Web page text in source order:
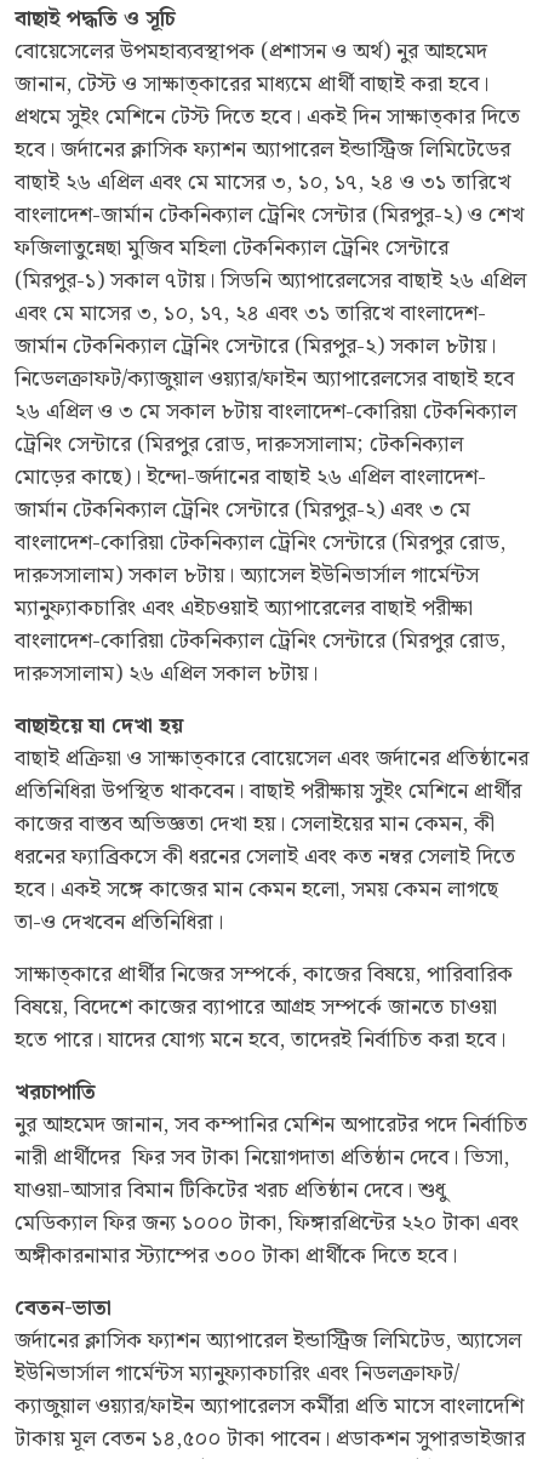
বাছাই পদ্ধতি ও সূচি
বোয়েসেলের উপমহাব্যবস্থাপক (প্রশাসন ও অর্থ) নুর আহমেদ
জানান, টেস্ট ও সাক্ষাত্কারের মাধ্যমে প্রার্থী বাছাই করা হবে।
প্রথমে সুইং মেশিনে টেস্ট দিতে হবে। একই দিন সাক্ষাত্কার দিতে
হবে। জর্দানের ক্লাসিক ফ্যাশন অ্যাপারেল ইন্ডাস্ট্রিজ লিমিটেডের
বাছাই ২৬ এপ্রিল এবং মে মাসের ৩, ১০, ১৭, ২৪ ও ৩১ তারিখে
বাংলাদেশ-জার্মান টেকনিক্যাল ট্রেনিং সেন্টার (মিরপুর-২) ও শেখ
ফজিলাতুন্নেছা মুজিব মহিলা টেকনিক্যাল ট্রেনিং সেন্টারে
(মিরপুর-১) সকাল ৭টায়। সিডনি অ্যাপারেলসের বাছাই ২৬ এপ্রিল
এবং মে মাসের ৩, ১০, ১৭, ২৪ এবং ৩১ তারিখে বাংলাদেশ-
জার্মান টেকনিক্যাল ট্রেনিং সেন্টারে (মিরপুর-২) সকাল ৮টায়।
নিডেলক্রাফট/ক্যাজুয়াল ওয়্যার/ফাইন অ্যাপারেলসের বাছাই হবে
২৬ এপ্রিল ও ৩ মে সকাল ৮টায় বাংলাদেশ-কোরিয়া টেকনিক্যাল
ট্রেনিং সেন্টারে (মিরপুর রোড, দারুসসালাম; টেকনিক্যাল
মোড়ের কাছে)। ইন্দো-জর্দানের বাছাই ২৬ এপ্রিল বাংলাদেশ-
জার্মান টেকনিক্যাল ট্রেনিং সেন্টারে (মিরপুর-২) এবং ৩ মে
বাংলাদেশ-কোরিয়া টেকনিক্যাল ট্রেনিং সেন্টারে (মিরপুর রোড,
দারুসসালাম) সকাল ৮টায়। অ্যাসেল ইউনিভার্সাল গার্মেন্টস
ম্যানুফ্যাকচারিং এবং এইচওয়াই অ্যাপারেলের বাছাই পরীক্ষা
বাংলাদেশ-কোরিয়া টেকনিক্যাল ট্রেনিং সেন্টারে (মিরপুর রোড,
দারুসসালাম) ২৬ এপ্রিল সকাল ৮টায়।
বাছাইয়ে যা দেখা হয়
বাছাই প্রক্রিয়া ও সাক্ষাত্কারে বোয়েসেল এবং জর্দানের প্রতিষ্ঠানের
প্রতিনিধিরা উপস্থিত থাকবেন। বাছাই পরীক্ষায় সুইং মেশিনে প্রার্থীর
কাজের বাস্তব অভিজ্ঞতা দেখা হয়। সেলাইয়ের মান কেমন, কী
ধরনের ফ্যাব্রিকসে কী ধরনের সেলাই এবং কত নম্বর সেলাই দিতে
হবে। একই সঙ্গে কাজের মান কেমন হলো, সময় কেমন লাগছে
তা-ও দেখবেন প্রতিনিধিরা।
সাক্ষাত্কারে প্রার্থীর নিজের সম্পর্কে, কাজের বিষয়ে, পারিবারিক
বিষয়ে, বিদেশে কাজের ব্যাপারে আগ্রহ সম্পর্কে জানতে চাওয়া
হতে পারে। যাদের যোগ্য মনে হবে, তাদেরই নির্বাচিত করা হবে।
খরচাপাতি
নুর আহমেদ জানান, সব কম্পানির মেশিন অপারেটর পদে নির্বাচিত
নারী প্রার্থীদের ফির সব টাকা নিয়োগদাতা প্রতিষ্ঠান দেবে। ভিসা,
যাওয়া-আসার বিমান টিকিটের খরচ প্রতিষ্ঠান দেবে। শুধু
মেডিক্যাল ফির জন্য ১০০০ টাকা, ফিঙ্গারপ্রিন্টের ২২০ টাকা এবং
অঙ্গীকারনামার স্ট্যাম্পের ৩০০ টাকা প্রার্থীকে দিতে হবে।
বেতন-ভাতা
জর্দানের ক্লাসিক ফ্যাশন অ্যাপারেল ইন্ডাস্ট্রিজ লিমিটেড, অ্যাসেল
ইউনিভার্সাল গার্মেন্টস ম্যানুফ্যাকচারিং এবং নিডলক্রাফট/
ক্যাজুয়াল ওয়্যার/ফাইন অ্যাপারেলস কর্মীরা প্রতি মাসে বাংলাদেশি
টাকায় মূল বেতন ১৪,৫০০ টাকা পাবেন। প্রডাকশন সুপারভাইজার